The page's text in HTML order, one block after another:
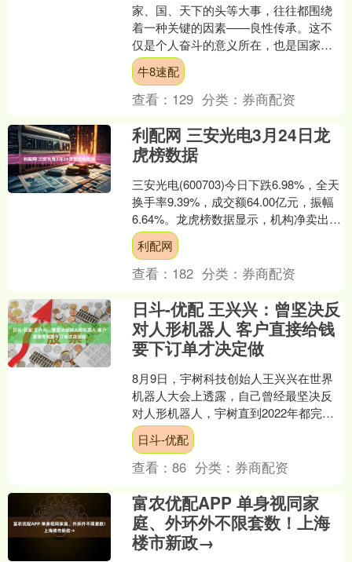
家、国、天下的头等大事，往往都围绕
着一种关键的因素——良性传承。这不
仅是个人奋斗的意义所在，也是国家与
家庭延续的根本。一个人所经历的奋斗
和努力不应在自己去世后化....
牛8速配
查看： 129 分类： 券商配资
利配网 三安光电3月24日龙
虎榜数据
三安光电(600703)今日下跌6.98%，全天
换手率9.39%，成交额64.00亿元，振幅
6.64%。龙虎榜数据显示，机构净卖出
1.88亿元，沪股通净买入1.....
利配网
查看： 182 分类： 券商配资
日斗-优配 王兴兴：曾坚决反
对人形机器人 客户直接给钱
要下订单才决定做
8月9日，宇树科技创始人王兴兴在世界
机器人大会上透露，自己曾经最坚决反
对人形机器人，宇树直到2022年都完全
没有做人形机器人。但以ChatGPT为代
表的AI技术....
日斗-优配
查看：86 分类： 券商配资
富农优配APP 单身视同家
庭、外环外不限套数！上海
楼市新政→